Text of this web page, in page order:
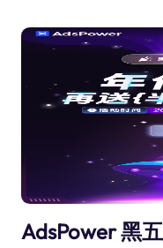
AdsPower 黑